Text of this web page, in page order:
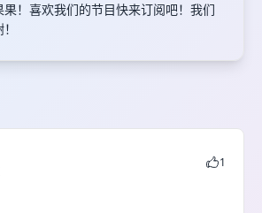
！喜欢我们的节目快来订阅吧！我们
1